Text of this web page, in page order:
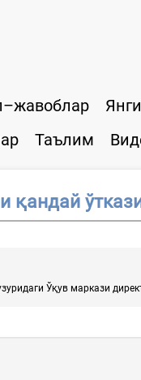
Таълим
қандай
Ўқув маркази